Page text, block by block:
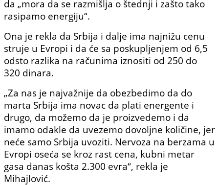
da „mora da se razmišlja o štednji i zašto tako
rasipamo energiju“.
Ona je rekla da Srbija i dalje ima najnižu cenu
struje u Evropi i da će sa poskupljenjem od 6,5
odsto razlika na računima iznositi od 250 do
320 dinara.
„Za nas je najvažnije da obezbedimo da do
marta Srbija ima novac da plati energente i
drugo, da možemo da je proizvedemo i da
imamo odakle da uvezemo dovoljne količine, jer
neće samo Srbija uvoziti. Nervoza na berzama u
Evropi oseća se kroz rast cena, kubni metar
gasa danas košta 2.300 evra“, rekla je
Mihajlović.